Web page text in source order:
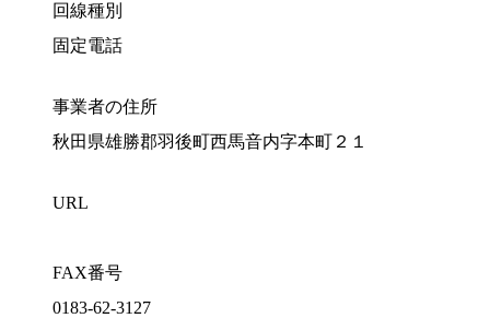
回線種別
固定電話
事業者の住所
秋田県雄勝郡羽後町西馬音内字本町２１
URL
FAX番号
0183-62-3127